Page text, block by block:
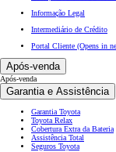
Informação Legal
Intermediário de Crédito
Portal Cliente (Opens in
Após-venda
Após-venda
Garantia e Assistência
Garantia Toyota
Toyota Relax
Cobertura Extra da Bateria
Assistência Total
Seguros Toyota